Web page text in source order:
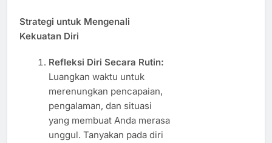
Strategi untuk Mengenali
Kekuatan Diri
Refleksi Diri Secara Rutin:
Luangkan waktu untuk
merenungkan pencapaian,
pengalaman, dan situasi
yang membuat Anda merasa
unggul. Tanyakan pada diri